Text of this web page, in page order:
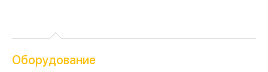
Оборудование